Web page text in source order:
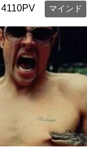
4110PV マインド